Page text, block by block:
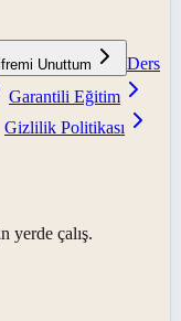
Unuttum
Ders
Garantili Eğitim
Gizlilik Politikası
yerde çalış.